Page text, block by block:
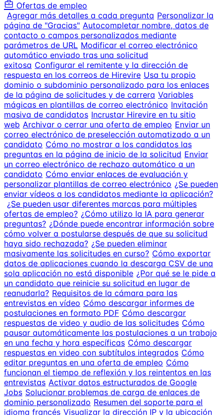
Ofertas de empleo
Agregar más detalles a cada pregunta Personalizar la
página de "Gracias" Autocompletar nombre, datos de
contacto o campos personalizados mediante
parámetros de URL Modificar el correo electrónico
automático enviado tras una solicitud
exitosa Configurar el remitente y la dirección de
respuesta en los correos de Hirevire Usa tu propio
dominio o subdominio personalizado para los enlaces
de la página de solicitudes y de carrera Variables
mágicas en plantillas de correo electrónico Invitación
masiva de candidatos Incrustar Hirevire en tu sitio
web Archivar o cerrar una oferta de empleo Enviar un
correo electrónico de preselección automatizado a un
candidato Cómo no mostrar a los candidatos las
preguntas en la página de inicio de la solicitud Enviar
un correo electrónico de rechazo automático a un
candidato Cómo enviar enlaces de evaluación y
personalizar plantillas de correo electrónico ¿Se pueden
enviar vídeos a los candidatos mediante la aplicación?
¿Se pueden usar diferentes marcas para múltiples
ofertas de empleo? ¿Cómo utilizo la IA para generar
preguntas? ¿Dónde puede encontrar información sobre
cómo volver a postularse después de que su solicitud
haya sido rechazada? ¿Se pueden eliminar
masivamente las solicitudes en curso? Cómo exportar
datos de aplicaciones cuando la descarga CSV de una
sola aplicación no está disponible ¿Por qué se le pide a
un candidato que reinicie su solicitud en lugar de
reanudarla? Requisitos de la cámara para las
entrevistas en vídeo Cómo descargar informes de
postulaciones en formato PDF Cómo descargar
respuestas de video y audio de las solicitudes Cómo
pausar automáticamente las postulaciones a un trabajo
en una fecha y hora específicas Cómo descargar
respuestas en video con subtítulos integrados Cómo
editar preguntas en una oferta de empleo Cómo
funcionan el tiempo de reflexión y los reintentos en las
entrevistas Activar datos estructurados de Google
Jobs Solucionar problemas de carga de enlaces de
dominio personalizado Resumen del soporte para el
idioma francés Visualizar la dirección IP y la ubicación